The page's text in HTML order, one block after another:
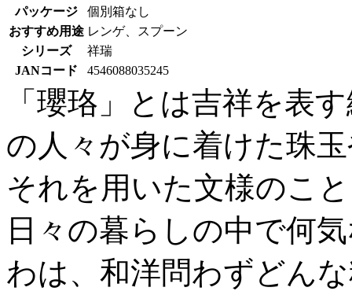
パッケージ
個別箱なし
おすすめ用途 レンゲ、スプーン
シリーズ
祥瑞
JANコード
4546088035245
「瓔珞」とは吉祥を表
の人々が身に着けた珠
それを用いた文様のこ
日々の暮らしの中で何
わは、和洋問わずどん